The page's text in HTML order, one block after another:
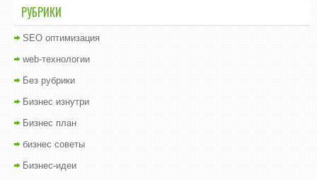
РУБРИКИ
SEO оптимизация
web-технологии
Без рубрики
Бизнес изнутри
Бизнес план
бизнес советы
Бизнес-идеи